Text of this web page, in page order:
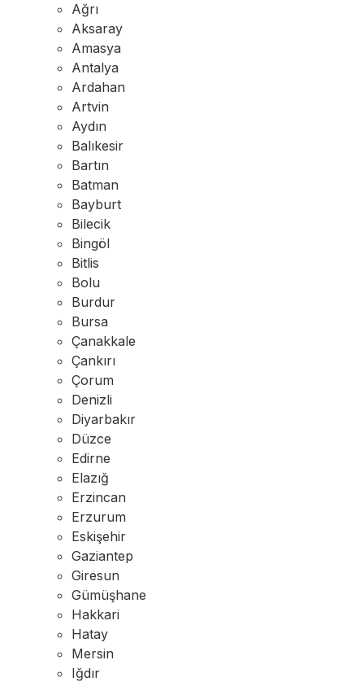
Ağrı
Aksaray
Amasya
Antalya
Ardahan
Artvin
Aydın
Balıkesir
Bartın
Batman
Bayburt
Bilecik
Bingöl
Bitlis
Bolu
Burdur
Bursa
Çanakkale
Çankırı
Çorum
Denizli
Diyarbakır
Düzce
Edirne
Elazığ
Erzincan
Erzurum
Eskişehir
Gaziantep
Giresun
Gümüşhane
Hakkari
Hatay
Mersin
Iğdır